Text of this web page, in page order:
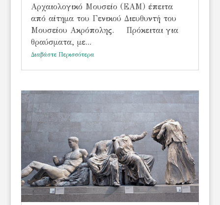
Αρχαιολογικό Μουσείο (ΕΑΜ) έπειτα
από αίτημα του Γενικού Διευθυντή του
Μουσείου Ακρόπολης. Πρόκειται για
θραύσματα, με...
Διαβάστε Περισσότερα